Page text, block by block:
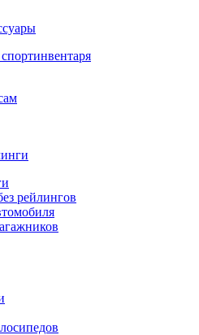
рейлингов